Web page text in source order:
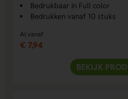
Bedrukbaar in Full color
Bedrukken vanaf 10 stuks
Al vanaf
€ 7,94
BEKIJK